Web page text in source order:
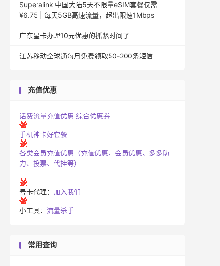
Superalink 中国大陆5天不限量eSIM套餐仅需
¥6.75 | 每天5GB高速流量，超出限速1Mbps
广东星卡办理10元优惠的抓紧时间了
江苏移动全球通每月免费领取50-200条短信
充值优惠
话费流量充值优惠 综合优惠券
手机神卡好套餐
各类会员充值优惠（充值优惠、会员优惠、多多助
力、投票、代挂等）
号卡代理： 加入我们
小工具： 流量杀手
常用查询